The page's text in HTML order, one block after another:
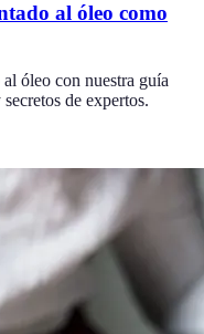
al óleo como
óleo con nuestra guía
de expertos.